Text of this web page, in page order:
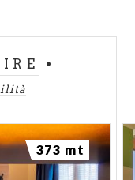
373 mt